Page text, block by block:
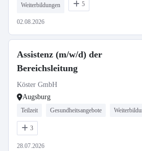
Weiterbildungen 5
02.08.2026
Assistenz (m/w/d) der
Bereichsleitung
Köster GmbH
Augsburg
Teilzeit Gesundheitsangebote
3
28.07.2026